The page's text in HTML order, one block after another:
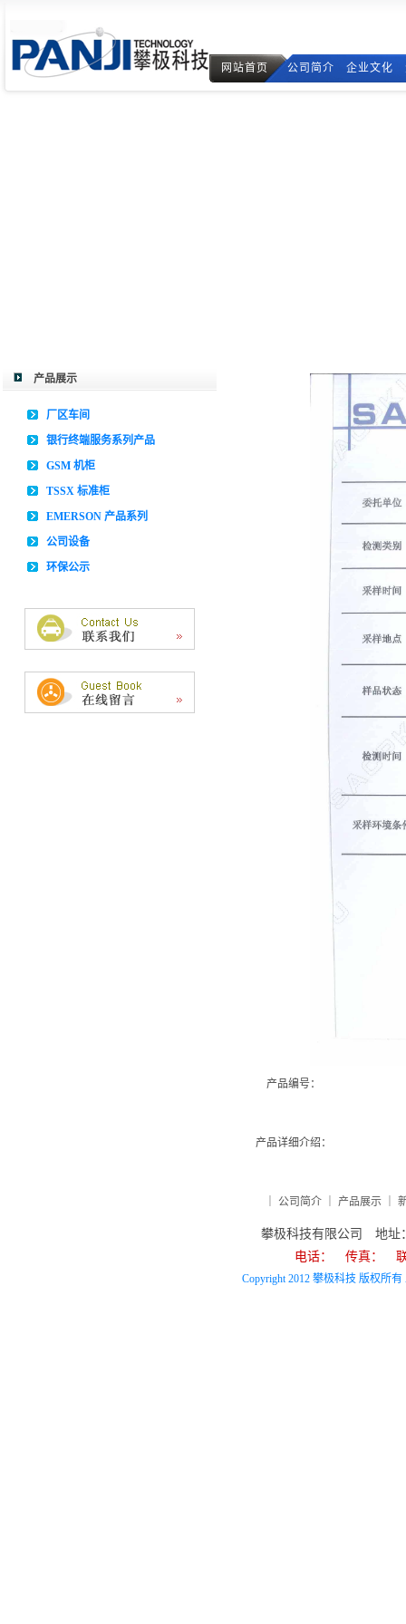
网站首页 公司简介 企业文化
产品展示
厂区车间
银行终端服务系列产品
GSM 机柜
TSSX 标准柜
EMERSON 产品系列
公司设备
环保公示
产品编号：
产品详细介绍：
公司简介 产品展示
攀极科技有限公司 地址
电话： 传真： 联
Copyright 2012 攀极科技 版权所